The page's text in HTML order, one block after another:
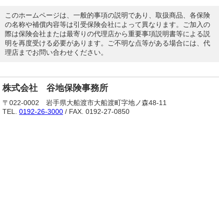
このホームページは、一般的事項の説明であり、取扱商品、各保険
の名称や補償内容等は引受保険会社によって異なります。ご加入の
際は保険会社または最寄りの代理店から重要事項説明書等による説
明を再度受ける必要があります。ご不明な点等がある場合には、代
理店までお問い合わせください。
株式会社 谷地保険事務所
〒022-0002 岩手県大船渡市大船渡町字地ノ森48-11
TEL. 0192-26-3000 / FAX. 0192-27-0850